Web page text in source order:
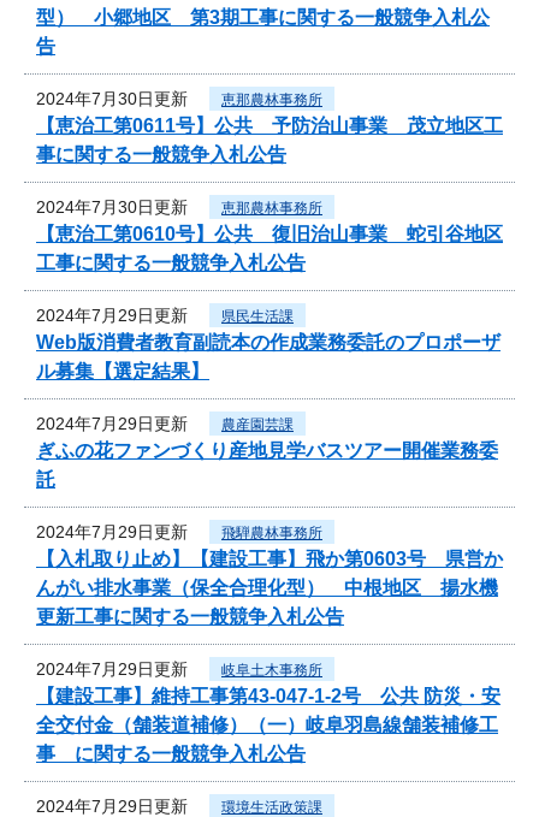
型） 小郷地区 第3期工事に関する一般競争入札公
告
2024年7月30日更新 恵那農林事務所
【恵治工第0611号】公共 予防治山事業 茂立地区工
事に関する一般競争入札公告
2024年7月30日更新 恵那農林事務所
【恵治工第0610号】公共 復旧治山事業 蛇引谷地区
工事に関する一般競争入札公告
2024年7月29日更新 県民生活課
Web版消費者教育副読本の作成業務委託のプロポーザ
ル募集【選定結果】
2024年7月29日更新 農産園芸課
ぎふの花ファンづくり産地見学バスツアー開催業務委
託
2024年7月29日更新 飛騨農林事務所
【入札取り止め】【建設工事】飛か第0603号 県営か
んがい排水事業（保全合理化型） 中根地区 揚水機
更新工事に関する一般競争入札公告
2024年7月29日更新 岐阜土木事務所
【建設工事】維持工事第43-047-1-2号 公共 防災・安
全交付金（舗装道補修）（一）岐阜羽島線舗装補修工
事 に関する一般競争入札公告
2024年7月29日更新 環境生活政策課